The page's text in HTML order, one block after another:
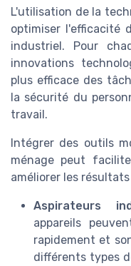
L'utilisation de la
optimiser l'efficacité
industriel. Pour
innovations
plus efficace des
la sécurité du
travail.
Intégrer des outils
ménage peut
améliorer les
Aspirateurs
appareils
rapidement et
différents types